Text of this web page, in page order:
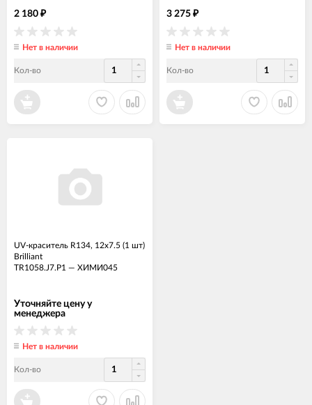
2 180 ₽
Нет в наличии
Кол-во
3 275 ₽
Нет в наличии
Кол-во
UV-краситель R134, 12x7.5 (1 шт)
Brilliant
TR1058.J7.P1 — ХИМИ045
Уточняйте цену у
менеджера
Нет в наличии
Кол-во